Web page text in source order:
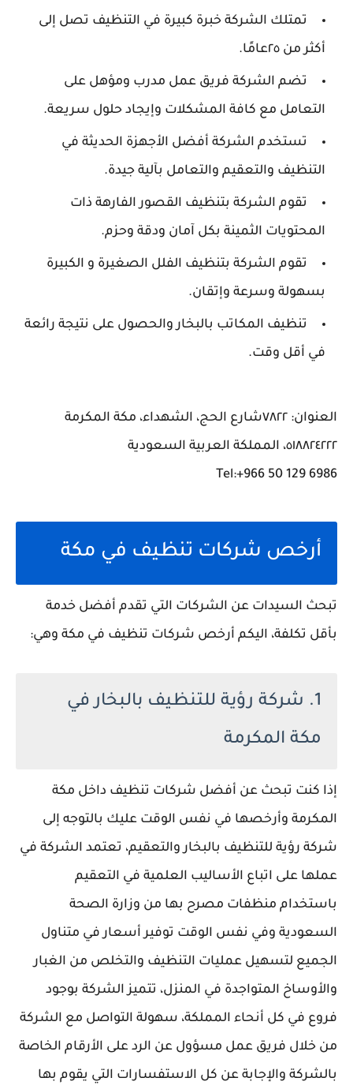
تمتلك الشركة خبرة كبيرة في التنظيف تصل إلى
أكثر من ٢٥عامًا.
تضم الشركة فريق عمل مدرب ومؤهل على
التعامل مع كافة المشكلات وإيجاد حلول سريعة.
تستخدم الشركة أفضل الأجهزة الحديثة في
التنظيف والتعقيم والتعامل بآلية جيدة.
تقوم الشركة بتنظيف القصور الفارهة ذات
المحتويات الثمينة بكل آمان ودقة وحزم.
تقوم الشركة بتنظيف الفلل الصغيرة و الكبيرة
بسهولة وسرعة وإتقان.
تنظيف المكاتب بالبخار والحصول على نتيجة رائعة
في أقل وقت.
العنوان: ٧٨٢٢شارع الحج، الشهداء، مكة المكرمة
٥١٨٨٢٤٢٢٢، المملكة العربية السعودية
Tel:+966 50 129 6986
أرخص شركات تنظيف في مكة
تبحث السيدات عن الشركات التي تقدم أفضل خدمة
بأقل تكلفة، اليكم أرخص شركات تنظيف في مكة وهي:
1. شركة رؤية للتنظيف بالبخار في
مكة المكرمة
إذا كنت تبحث عن أفضل شركات تنظيف داخل مكة
المكرمة وأرخصها في نفس الوقت عليك بالتوجه إلى
شركة رؤية للتنظيف بالبخار والتعقيم، تعتمد الشركة في
عملها على اتباع الأساليب العلمية في التعقيم
باستخدام منظفات مصرح بها من وزارة الصحة
السعودية وفي نفس الوقت توفير أسعار في متناول
الجميع لتسهيل عمليات التنظيف والتخلص من الغبار
والأوساخ المتواجدة في المنزل، تتميز الشركة بوجود
فروع في كل أنحاء المملكة، سهولة التواصل مع الشركة
من خلال فريق عمل مسؤول عن الرد على الأرقام الخاصة
بالشركة والإجابة عن كل الاستفسارات التي يقوم بها